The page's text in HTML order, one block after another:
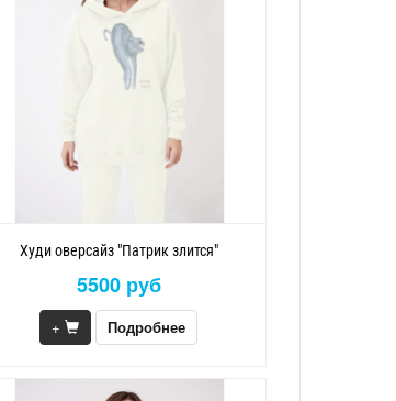
Худи оверсайз "Патрик злится"
5500 руб
+ Подробнее